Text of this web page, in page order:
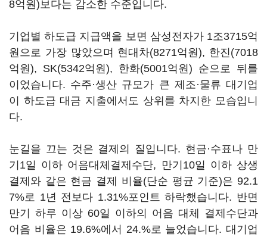
8억원)보다는 감소한 수준입니다.
기업별 하도급 지급액을 보면 삼성전자가 1조3715억
원으로 가장 많았으며 현대차(8271억원), 한진(7018
억원), SK(5342억원), 한화(5001억원) 순으로 뒤를
이었습니다. 수주·생산 규모가 큰 제조·물류 대기업
이 하도급 대금 지출에서도 상위를 차지한 모습입니
다.
눈길을 끄는 것은 결제의 질입니다. 현금·수표나 만
기1일 이하 어음대체결제수단, 만기10일 이하 상생
결제와 같은 현금 결제 비율(단순 평균 기준)은 92.1
7%로 1년 전보다 1.31%포인트 하락했습니다. 반면
만기 하루 이상 60일 이하의 어음 대체 결제수단과
어음 비율은 19.6%에서 24.%로 늘었습니다. 대기업